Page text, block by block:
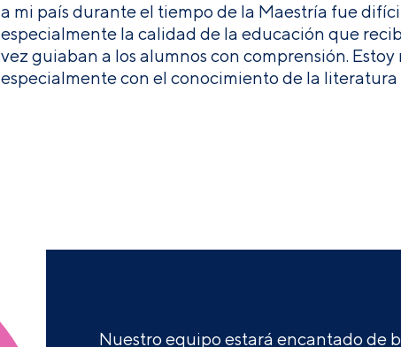
a mi país durante el tiempo de la Maestría fue
especialmente la calidad de la educación que
vez guiaban a los alumnos con comprensión.
especialmente con el conocimiento de la literatura
Nuestro equipo estará encantado de